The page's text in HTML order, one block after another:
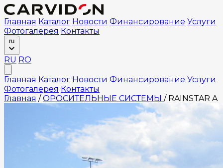
Главная Каталог Новости Финансирование Услуги
Фотогалерея Контакты
ru
RU RO
Главная Каталог Новости Финансирование Услуги
Фотогалерея Контакты
Главная / ОРОСИТЕЛЬНЫЕ СИСТЕМЫ / RAINSTAR A